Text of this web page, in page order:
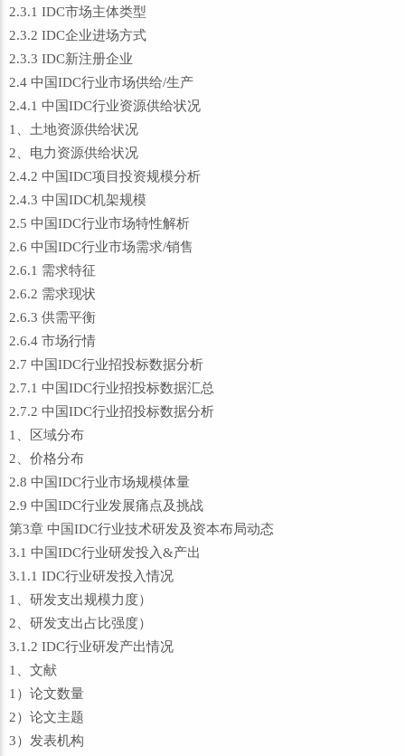
2.3.1 IDC市场主体类型
2.3.2 IDC企业进场方式
2.3.3 IDC新注册企业
2.4 中国IDC行业市场供给/生产
2.4.1 中国IDC行业资源供给状况
1、土地资源供给状况
2、电力资源供给状况
2.4.2 中国IDC项目投资规模分析
2.4.3 中国IDC机架规模
2.5 中国IDC行业市场特性解析
2.6 中国IDC行业市场需求/销售
2.6.1 需求特征
2.6.2 需求现状
2.6.3 供需平衡
2.6.4 市场行情
2.7 中国IDC行业招投标数据分析
2.7.1 中国IDC行业招投标数据汇总
2.7.2 中国IDC行业招投标数据分析
1、区域分布
2、价格分布
2.8 中国IDC行业市场规模体量
2.9 中国IDC行业发展痛点及挑战
第3章 中国IDC行业技术研发及资本布局动态
3.1 中国IDC行业研发投入&产出
3.1.1 IDC行业研发投入情况
1、研发支出规模力度）
2、研发支出占比强度）
3.1.2 IDC行业研发产出情况
1、文献
1）论文数量
2）论文主题
3）发表机构